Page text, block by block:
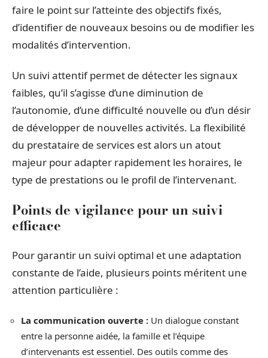
faire le point sur l’atteinte des objectifs fixés,
d’identifier de nouveaux besoins ou de modifier les
modalités d’intervention.
Un suivi attentif permet de détecter les signaux
faibles, qu’il s’agisse d’une diminution de
l’autonomie, d’une difficulté nouvelle ou d’un désir
de développer de nouvelles activités. La flexibilité
du prestataire de services est alors un atout
majeur pour adapter rapidement les horaires, le
type de prestations ou le profil de l’intervenant.
Points de vigilance pour un suivi
efficace
Pour garantir un suivi optimal et une adaptation
constante de l’aide, plusieurs points méritent une
attention particulière :
La communication ouverte : Un dialogue constant
entre la personne aidée, la famille et l’équipe
d’intervenants est essentiel. Des outils comme des